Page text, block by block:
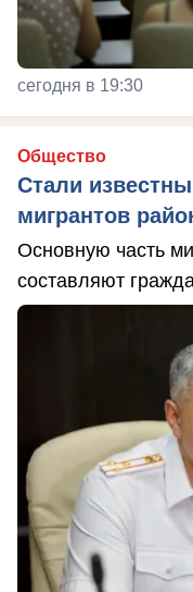
сегодня в 19:30
Общество
Стали
мигрантов
Основную часть
составляют